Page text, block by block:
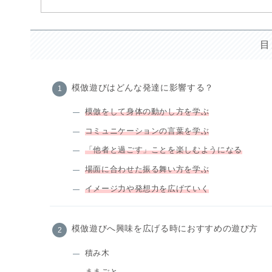
模倣遊びはどんな発達に影響する？
模倣をして身体の動かし方を学ぶ
コミュニケーションの言葉を学ぶ
「他者と過ごす」ことを楽しむようになる
場面に合わせた振る舞い方を学ぶ
イメージ力や発想力を広げていく
模倣遊びへ興味を広げる時におすすめの遊び方
積み木